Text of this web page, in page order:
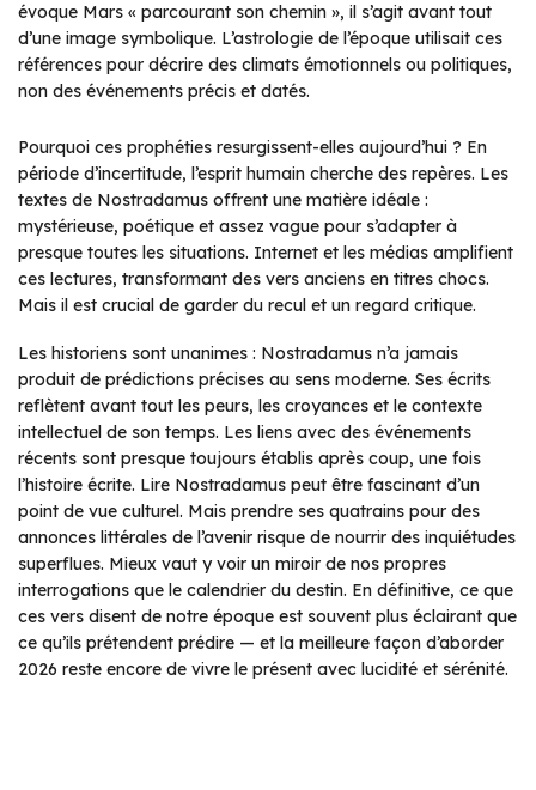
évoque Mars « parcourant son chemin », il s’agit avant tout
d’une image symbolique. L’astrologie de l’époque utilisait ces
références pour décrire des climats émotionnels ou politiques,
non des événements précis et datés.
Pourquoi ces prophéties resurgissent-elles aujourd’hui ? En
période d’incertitude, l’esprit humain cherche des repères. Les
textes de Nostradamus offrent une matière idéale :
mystérieuse, poétique et assez vague pour s’adapter à
presque toutes les situations. Internet et les médias amplifient
ces lectures, transformant des vers anciens en titres chocs.
Mais il est crucial de garder du recul et un regard critique.
Les historiens sont unanimes : Nostradamus n’a jamais
produit de prédictions précises au sens moderne. Ses écrits
reflètent avant tout les peurs, les croyances et le contexte
intellectuel de son temps. Les liens avec des événements
récents sont presque toujours établis après coup, une fois
l’histoire écrite. Lire Nostradamus peut être fascinant d’un
point de vue culturel. Mais prendre ses quatrains pour des
annonces littérales de l’avenir risque de nourrir des inquiétudes
superflues. Mieux vaut y voir un miroir de nos propres
interrogations que le calendrier du destin. En définitive, ce que
ces vers disent de notre époque est souvent plus éclairant que
ce qu’ils prétendent prédire — et la meilleure façon d’aborder
2026 reste encore de vivre le présent avec lucidité et sérénité.